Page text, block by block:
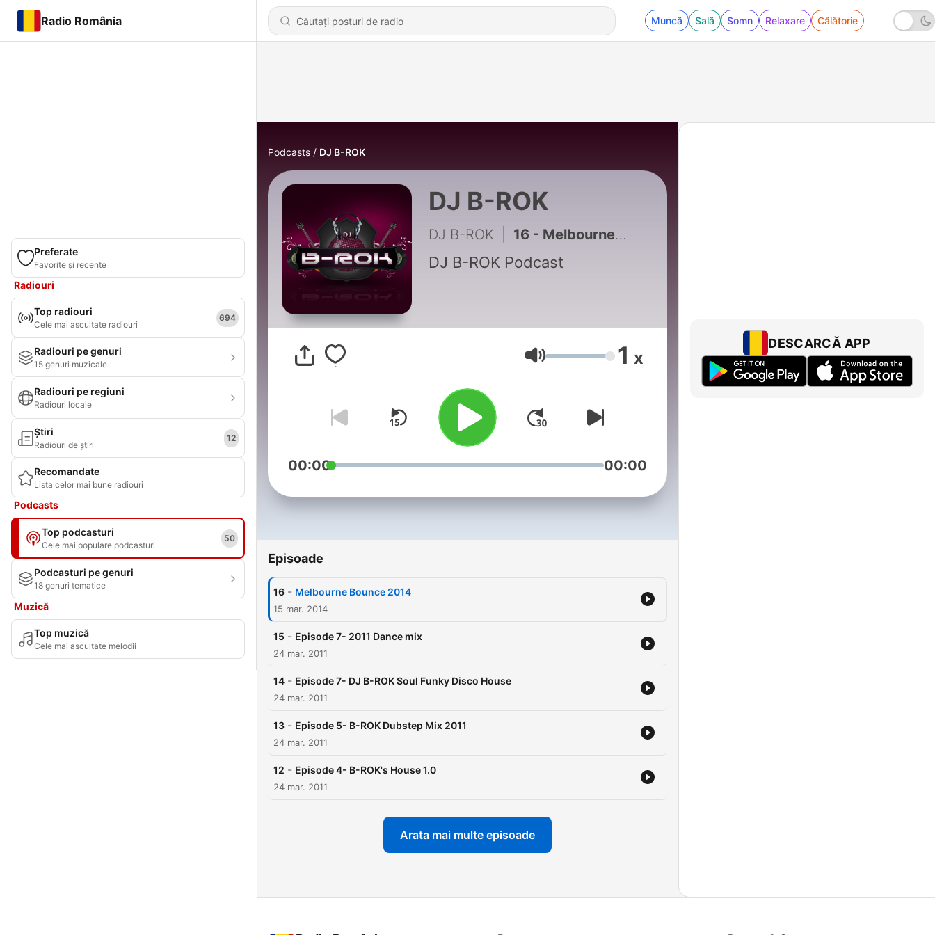
Radio România Muncă Sală Somn Relaxare Călătorie
Preferate
Favorite și recente
Radiouri
Top radiouri
Cele mai ascultate radiouri
694
Radiouri pe genuri
15 genuri muzicale
Radiouri pe regiuni
Radiouri locale
Știri
Radiouri de știri
12
Recomandate
Lista celor mai bune radiouri
Podcasts
Top podcasturi
Cele mai populare podcasturi
50
Podcasturi pe genuri
18 genuri tematice
Muzică
Top muzică
Cele mai ascultate melodii
Podcasts DJ B-ROK
DJ B-ROK
DJ B-ROK 16 - Melbourne Bounce 2014
DJ B-ROK Podcast
Volum 1 x
00:00 00:00
Episoade
16 - Melbourne Bounce 2014
15 mar. 2014
15 - Episode 7- 2011 Dance mix
24 mar. 2011
14 - Episode 7- DJ B-ROK Soul Funky Disco House
24 mar. 2011
13 - Episode 5- B-ROK Dubstep Mix 2011
24 mar. 2011
12 - Episode 4- B-ROK's House 1.0
24 mar. 2011
Arata mai multe episoade
DESCARCĂ APP